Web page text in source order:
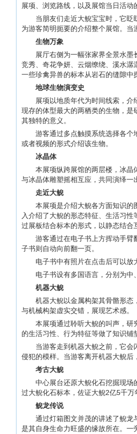
展项、浏览路线，以及展馆当日活动
当朋友们走近大鲵宝宝时，它
为游客简明扼要的介绍整个展馆。当
生物万象
展厅右侧为一幅张家界全景水
竞秀、奇花争妍、云烟缭绕、溪水潺
一些珍禽异兽的标本从岩石的缝隙中
地球生物演变史
展项以地质年代为时间线索，
现存的体型最大的两栖类的生物，
其独特的意义。
游客通过多点触摸系统选择各个
或者视频的形式介绍该生物。
冰晶体
本展项纵跨展馆的两层楼，冰晶
与冰晶体雕塑摇相互应，共同演绎一
走近大鲵
本展项是介绍大鲵各方面知识的
入介绍了大鲵的形态特征、生活习
过展板结合标本的形式，以静态结合
游客通过在电子书上方挥动手
子书则自动向前翻一页。
电子书中有照片在点击后可以放
电子书设有多国语言，分别为中
机器大鲵
机器大鲵以金属构架其骨骼形
与机械构架虚实交错，展现艺术感。
本展项通过聆听大鲵的叫声，
的生活习性、行为特征等做了知识铺
当游客走到机器大鲵之前，它
侵犯的模样。当游客离开机器大鲵后
考古大鲵
中心展台还原大鲵化石挖掘现场
过大鲵化石标本，佐证大鲵2亿5千万
鲵龙传说
通过灯箱图文并茂的讲述了鲵龙
是其自身生命力旺盛的缘故所在。